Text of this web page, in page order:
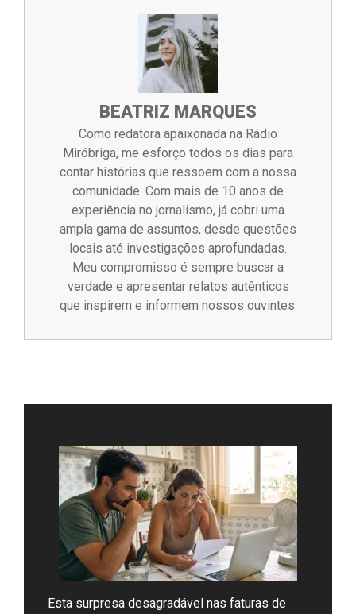
BEATRIZ MARQUES
Como redatora apaixonada na Rádio
Miróbriga, me esforço todos os dias para
contar histórias que ressoem com a nossa
comunidade. Com mais de 10 anos de
experiência no jornalismo, já cobri uma
ampla gama de assuntos, desde questões
locais até investigações aprofundadas.
Meu compromisso é sempre buscar a
verdade e apresentar relatos autênticos
que inspirem e informem nossos ouvintes.
Esta surpresa desagradável nas faturas de